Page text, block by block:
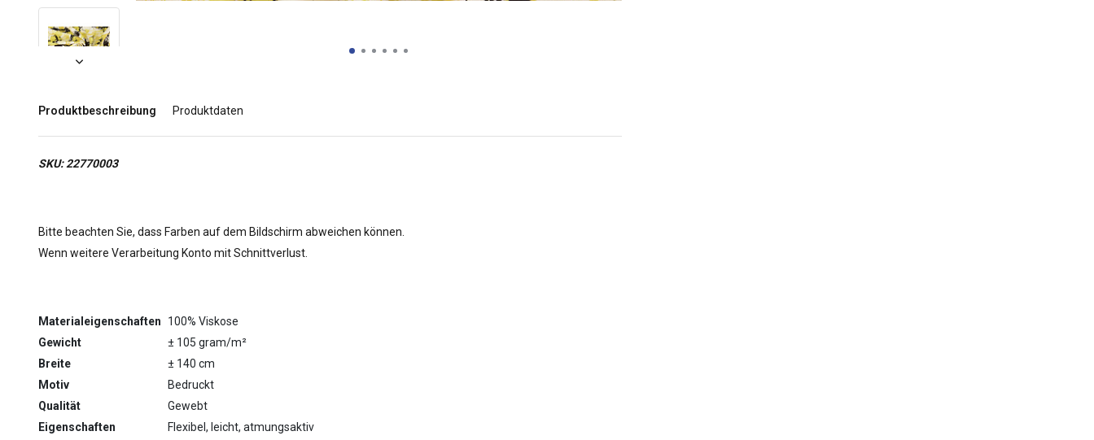
Produktbeschreibung Produktdaten
SKU: 22770003
Bitte beachten Sie, dass Farben auf dem Bildschirm abweichen können.
Wenn weitere Verarbeitung Konto mit Schnittverlust.
Materialeigenschaften
100% Viskose
Gewicht
± 105 gram/m²
Breite
± 140 cm
Motiv
Bedruckt
Qualität
Gewebt
Eigenschaften
Flexibel, leicht, atmungsaktiv